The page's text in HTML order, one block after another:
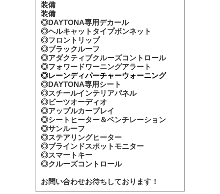
装備
装備
◎DAYTONA専用デカール
◎ヘルキャットタイプボンネット
◎フロントリップ
◎ブラックルーフ
◎アダクティブクルーズコントロール
◎フォワードワーニングアラート
◎レーンディパーチャーウォーニング
◎DAYTONA専用シート
◎スチールインテリアパネル
◎ビーツオーディオ
◎アップルカープレイ
◎シートヒーター＆ベンチレーション
◎サンルーフ
◎ステアリングヒーター
◎ブラインドスポットモニター
◎スマートキー
◎クルーズコントロール
お問い合わせお待ちしております！